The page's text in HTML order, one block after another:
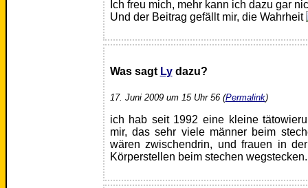
Ich freu mich, mehr kann ich dazu gar
Und der Beitrag gefällt mir, die Wahrheit
Was sagt Lydazu?
17. Juni 2009 um 15 Uhr 56 (Permalink)
ich hab seit 1992 eine kleine
mir, das sehr viele männer beim
wären zwischendrin, und frauen in
Körperstellen beim stechen